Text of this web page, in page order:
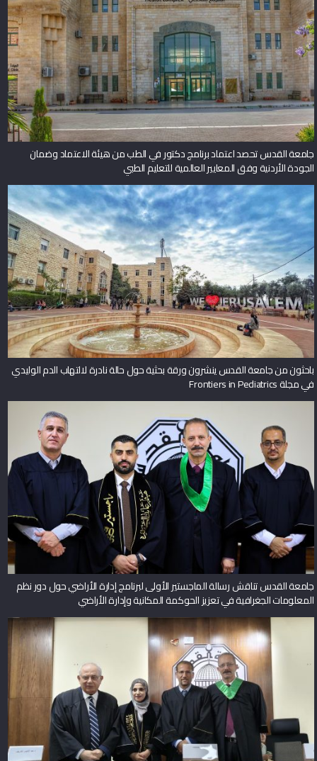
جامعة القدس تحصد اعتماد برنامج دكتور في الطب من هيئة الاعتماد وضمان
الجودة الأردنية وفق المعايير العالمية للتعليم الطبي
باحثون من جامعة القدس ينشرون ورقة بحثية حول حالة نادرة لالتهاب الدم الوليدي
في مجلة Frontiers in Pediatrics
جامعة القدس تناقش رسالة الماجستير الأولى لبرنامج إدارة الأراضي حول دور نظم
المعلومات الجغرافية في تعزيز الحوكمة المكانية وإدارة الأراضي